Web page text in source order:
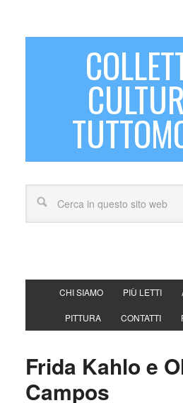
CHI SIAMO PIÙ LETTI
PITTURA CONTATTI
Frida Kahlo e
Campos